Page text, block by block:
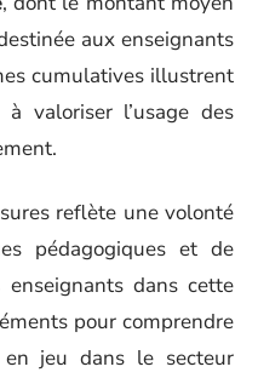
aux enseignants
cumulatives illustrent
valoriser l’usage des
reflète une volonté
pédagogiques et de
dans cette
pour comprendre
jeu dans le secteur